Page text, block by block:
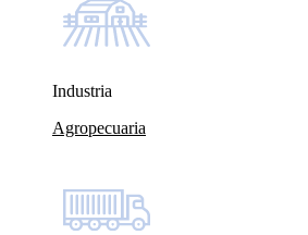
Industria
Agropecuaria